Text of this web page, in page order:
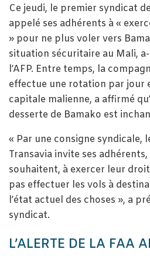
Ce jeudi, le premier syndicat
appelé ses adhérents à «
» pour ne plus voler vers
situation sécuritaire au Mali,
l’AFP. Entre temps, la
effectue une rotation par jour
capitale malienne, a affirmé
desserte de Bamako est
« Par une consigne syndicale,
Transavia invite ses
souhaitent, à exercer leur
pas effectuer les vols à
l’état actuel des choses », a
syndicat.
L’ALERTE DE LA FAA